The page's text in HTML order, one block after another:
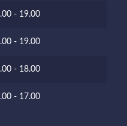
- 19.00
- 19.00
- 18.00
- 17.00